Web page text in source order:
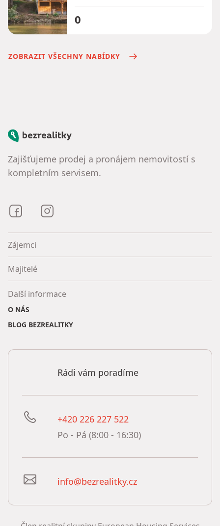
0
ZOBRAZIT VŠECHNY NABÍDKY
Bezrealitky
Zajišťujeme prodej a pronájem nemovitostí s
kompletním servisem.
Bezrealitky na Facebooku
Zájemci
Majitelé
Další informace
O NÁS
BLOG BEZREALITKY
Rádi vám poradíme
+420 226 227 522
Po - Pá (8:00 - 16:30)
info@bezrealitky.cz